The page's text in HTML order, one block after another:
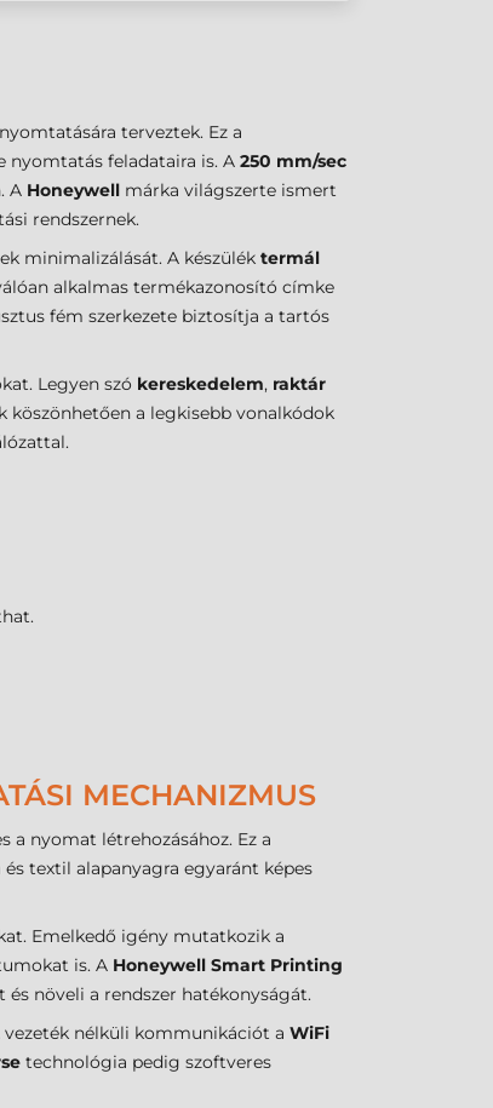
nyomtatására terveztek. Ez a
feladataira is. A 250 mm/sec
A Honeywell márka világszerte ismert
rendszernek.
minimalizálását. A készülék termál
alkalmas termékazonosító címke
fém szerkezete biztosítja a tartós
Legyen szó kereskedelem, raktár
köszönhetően a legkisebb vonalkódok
MECHANIZMUS
a nyomat létrehozásához. Ez a
textil alapanyagra egyaránt képes
Emelkedő igény mutatkozik a
is. A Honeywell Smart Printing
növeli a rendszer hatékonyságát.
vezeték nélküli kommunikációt a WiFi
technológia pedig szoftveres